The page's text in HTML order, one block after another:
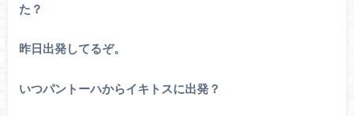
た？
昨日出発してるぞ。
いつパントーハからイキトスに出発？